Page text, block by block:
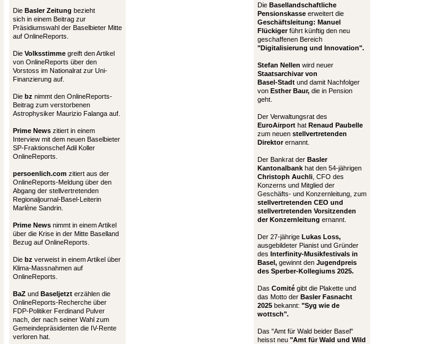
Die Basler Zeitung bezieht
sich in einem Beitrag zur
Präsidiumswahl der Baselbieter Mitte
auf OnlineReports.
Die Volksstimme greift den Artikel
von OnlineReports über den
Vorstoss im Nationalrat zur Uni-
Finanzierung auf.
Die bz nimmt den OnlineReports-
Beitrag zum verstorbenen
Astrophysiker Maurizio Falanga auf.
Prime News zitiert in einem
Interview mit dem neuen Baselbieter
SP-Fraktionschef Adil Koller
OnlineReports.
persoenlich.com zitiert aus der
OnlineReports-Meldung über den
Abgang der stellvertretenden
Regionaljournal-Basel-Leiterin
Marlène Sandrin.
Prime News nimmt in einem Artikel
über die Krise in der Mitte Baselland
Bezug auf OnlineReports.
Die bz verweist in einem Artikel über
Klima-Massnahmen auf
OnlineReports.
BaZ und Baseljetzt erzählen die
OnlineReports-Recherche über
FDP-Politiker Ferdinand Pulver
nach, der nach seiner Wahl zum
Gemeindepräsidenten die IV-Rente
verloren hat.
Die Basellandschaftliche
Pensionskasse erweitert die
Geschäftsleitung: Manuel
Flückigerführt künftig den neu
geschaffenen Bereich
"Digitalisierung und Innovation".
Stefan Nellen wird neuer
Staatsarchivar von
Basel-Stadt und damit Nachfolger
von Esther Baur, die in Pension
geht.
Der Verwaltungsrat des
EuroAirport hat Renaud Paubelle
zum neuen stellvertretenden
Direktorernannt.
Der Bankrat der Basler
Kantonalbank hat den 54-jährigen
Christoph Auchli , CFO des
Konzerns und Mitglied der
Geschäfts- und Konzernleitung, zum
stellvertretenden CEO und
stellvertretenden Vorsitzenden
der Konzernleitung ernannt.
Der 27-jährige Lukas Loss,
ausgebildeter Pianist und Gründer
des Interfinity-Musikfestivals in
Basel, gewinnt den Jugendpreis
des Sperber-Kollegiums 2025.
Das Comité gibt die Plakette und
das Motto der Basler Fasnacht
2025 bekannt: "Syg wie de
wottsch".
Das "Amt für Wald beider Basel"
heisst neu "Amt für Wald und Wild